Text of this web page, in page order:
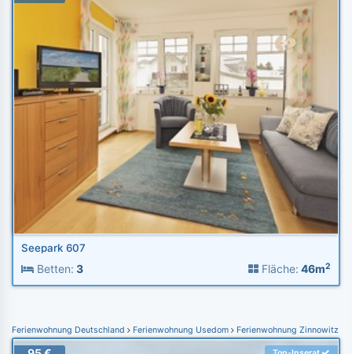
Seepark 607
Betten: 3 Fläche: 46m2
Ferienwohnung Deutschland Ferienwohnung Usedom Ferienwohnung Zinnowitz